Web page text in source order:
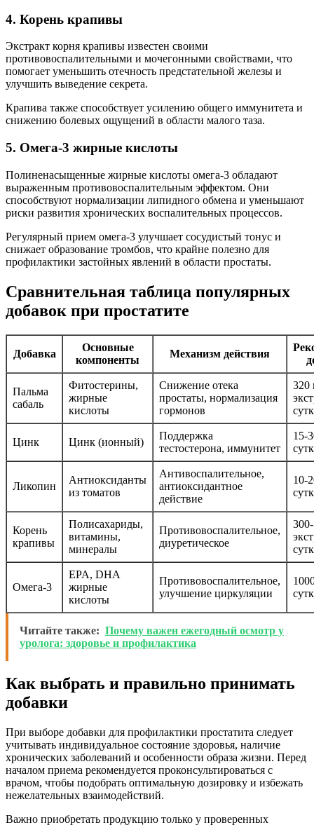
4. Корень крапивы
Экстракт корня крапивы известен своими
противовоспалительными и мочегонными свойствами, что
помогает уменьшить отечность предстательной железы и
улучшить выведение секрета.
Крапива также способствует усилению общего иммунитета и
снижению болевых ощущений в области малого таза.
5. Омега-3 жирные кислоты
Полиненасыщенные жирные кислоты омега-3 обладают
выраженным противовоспалительным эффектом. Они
способствуют нормализации липидного обмена и уменьшают
риски развития хронических воспалительных процессов.
Регулярный прием омега-3 улучшает сосудистый тонус и
снижает образование тромбов, что крайне полезно для
профилактики застойных явлений в области простаты.
Сравнительная таблица популярных
добавок при простатите
Добавка
Основные
компоненты
Механизм действия
Пальма
сабаль
Фитостерины,
жирные
кислоты
Снижение отека
простаты, нормализация
гормонов
320
Цинк Цинк (ионный)
Поддержка
тестостерона, иммунитет
15-
Ликопин
Антиоксиданты
из томатов
Антивоспалительное,
антиоксидантное
действие
10-
Корень
крапивы
Полисахариды,
витамины,
минералы
Противовоспалительное,
диуретическое
Омега-3
EPA, DHA
жирные
кислоты
Противовоспалительное,
улучшение циркуляции
Читайте также: Почему важен ежегодный осмотр у
уролога: здоровье и профилактика
Как выбрать и правильно принимать
добавки
При выборе добавки для профилактики простатита следует
учитывать индивидуальное состояние здоровья, наличие
хронических заболеваний и особенности образа жизни. Перед
началом приема рекомендуется проконсультироваться с
врачом, чтобы подобрать оптимальную дозировку и избежать
нежелательных взаимодействий.
Важно приобретать продукцию только у проверенных